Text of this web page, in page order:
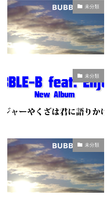
未分類
未分類
未分類